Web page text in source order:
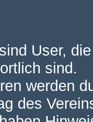
User,
sind.
werden
des